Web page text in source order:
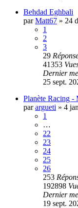
Behdad Eghbali
parMatt67 » 24
1
2
3
29
41353
Dernier
25 sept.
Planète Racing
parargueti » 4
1
…
22
23
24
25
26
253
192898
Dernier
19 sept.